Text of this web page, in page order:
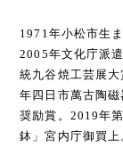
1971年小松市生
2005年文化庁派
統九谷焼工芸展
年四日市萬古陶
奨励賞。2019年
鉢」宮内庁御買上